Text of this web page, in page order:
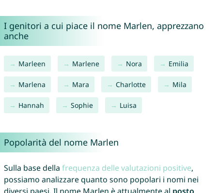
I genitori a cui piace il nome Marlen, apprezzano
anche
Marleen Marlene Nora Emilia
Marlena Mara Charlotte Mila
Hannah Sophie Luisa
Popolarità del nome Marlen
Sulla base della frequenza delle valutazioni positive,
possiamo analizzare quanto sono popolari i nomi nei